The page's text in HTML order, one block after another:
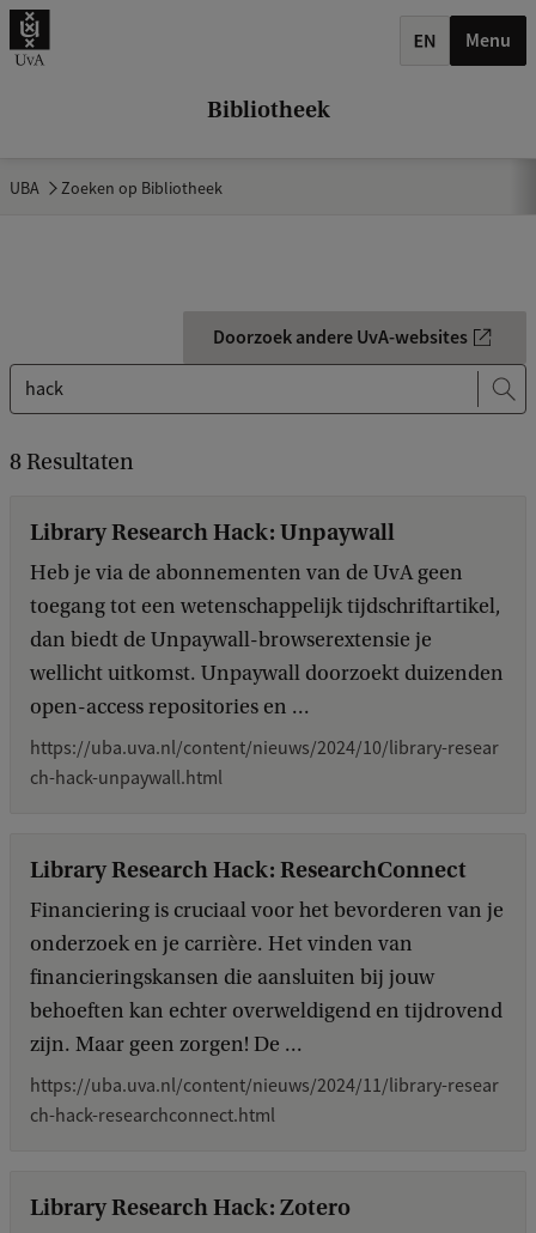
Bibliotheek
Menu
UBA Zoeken op Bibliotheek
Doorzoek andere UvA-websites
e
8 Resultaten
Library Research Hack: Unpaywall
Heb je via de abonnementen van de UvA geen
toegang tot een wetenschappelijk tijdschriftartikel,
dan biedt de Unpaywall-browserextensie je
wellicht uitkomst. Unpaywall doorzoekt duizenden
open-access repositories en ...
https://uba.uva.nl/content/nieuws/2024/10/library-resear
ch-hack-unpaywall.html
Library Research Hack: ResearchConnect
Financiering is cruciaal voor het bevorderen van je
onderzoek en je carrière. Het vinden van
financieringskansen die aansluiten bij jouw
behoeften kan echter overweldigend en tijdrovend
zijn. Maar geen zorgen! De ...
https://uba.uva.nl/content/nieuws/2024/11/library-resear
ch-hack-researchconnect.html
Library Research Hack: Zotero